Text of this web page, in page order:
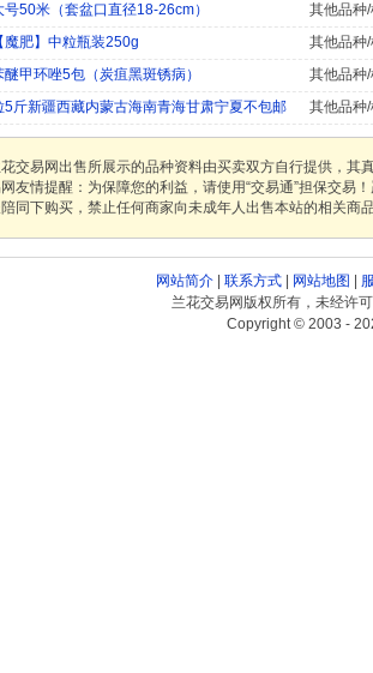
号50米（套盆口直径18-26cm）
其他品种
魔肥】中粒瓶装250g
其他品种
醚甲环唑5包（炭疽黑斑锈病）
其他品种
5斤新疆西藏内蒙古海南青海甘肃宁夏不包邮 其他品种
交易网出售所展示的品种资料由买卖双方自行提供，
友情提醒：为保障您的利益，请使用“交易通”担保交
同下购买，禁止任何商家向未成年人出售本站的相关商
网站简介| 联系方式| 网站地图
兰花交易网版权所有，未经许
Copyright © 2003 -